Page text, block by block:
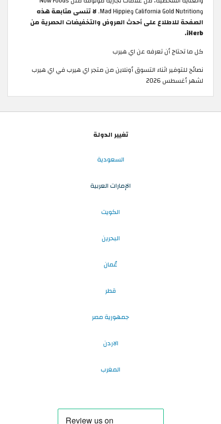
وCalifornia Gold Nutrition وMad Hippie.
لا تنسى متابعة هذه
الصفحة للاطلاع على أحدث العروض والتخفيضات الحصرية من
iHerb.
كل ما تحتاج أن تعرفه عن اي هيرب
نصائح للتوفير اثناء التسوق أونلاين من متجر اي هيرب في اي هيرب
لشهر أغسطس 2026
تغيير الدولة
السعودية
الإمارات العربية
الكويت
البحرين
عُمان
قطر
جمهورية مصر
الاردن
المغرب